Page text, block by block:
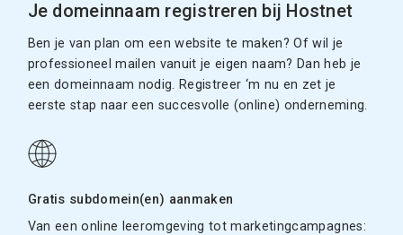
Je domeinnaam registreren bij Hostnet
Ben je van plan om een website te maken? Of wil je
professioneel mailen vanuit je eigen naam? Dan heb je
een domeinnaam nodig. Registreer ‘m nu en zet je
eerste stap naar een succesvolle (online) onderneming.
Gratis subdomein(en) aanmaken
Van een online leeromgeving tot marketingcampagnes: